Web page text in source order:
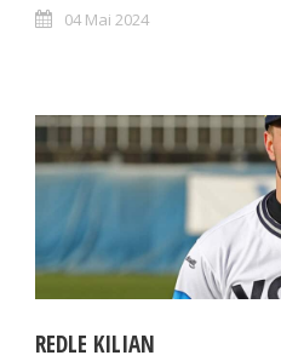
04 Mai 2024
REDLE KILIAN